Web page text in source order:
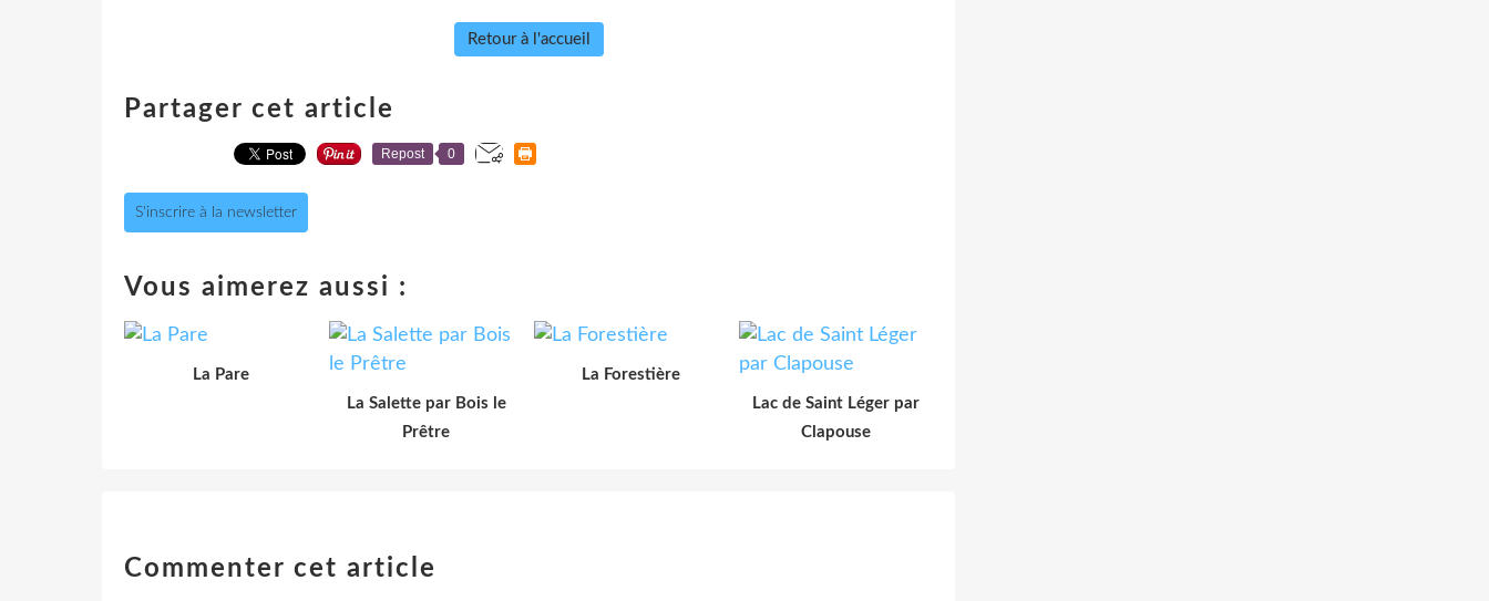
Retour à l'accueil
Partager cet article
Repost 0
S'inscrire à la newsletter
Vous aimerez aussi :
La Pare
La Salette par Bois le
Prêtre
La Forestière
Lac de Saint Léger par
Clapouse
Commenter cet article